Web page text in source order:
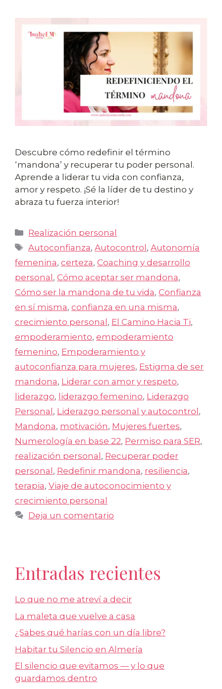
Descubre cómo redefinir el término
‘mandona’ y recuperar tu poder personal.
Aprende a liderar tu vida con confianza,
amor y respeto. ¡Sé la líder de tu destino y
abraza tu fuerza interior!
Categorías
Realización personal
Etiquetas
Autoconfianza,Autocontrol ,Autonomía
femenina, certeza, Coaching y desarrollo
personal , Cómo aceptar ser mandona,
Cómo ser la mandona de tu vida, Confianza
en sí misma, confianza en una misma,
crecimiento personal , El Camino Hacia Ti,
empoderamiento, empoderamiento
femenino, Empoderamiento y
autoconfianza para mujeres, Estigma de ser
mandona, Liderar con amor y respeto,
liderazgo, liderazgo femenino, Liderazgo
Personal , Liderazgo personal y autocontrol ,
Mandona, motivación, Mujeres fuertes,
Numerología en base 22, Permiso para SER,
realización personal , Recuperar poder
personal , Redefinir mandona, resiliencia,
terapia, Viaje de autoconocimiento y
crecimiento personal
Deja un comentario
Entradas recientes
Lo que no me atreví a decir
La maleta que vuelve a casa
¿Sabes qué harías con un día libre?
Habitar tu Silencio en Almería
El silencio que evitamos — y lo que
guardamos dentro